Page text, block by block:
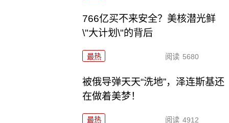
766亿买不来安全？美核潜光鲜
\"大计划\"的背后
最热 阅读 5680
被俄导弹天天“洗地”，泽连斯基还
在做着美梦！
最热 阅读 4912